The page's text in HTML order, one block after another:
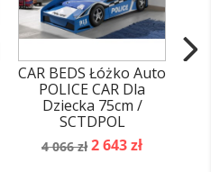
CAR BEDS Łóżko Auto
POLICE CAR Dla
Dziecka 75cm /
SCTDPOL
Cena
4 066 zł Cena
2 643 zł